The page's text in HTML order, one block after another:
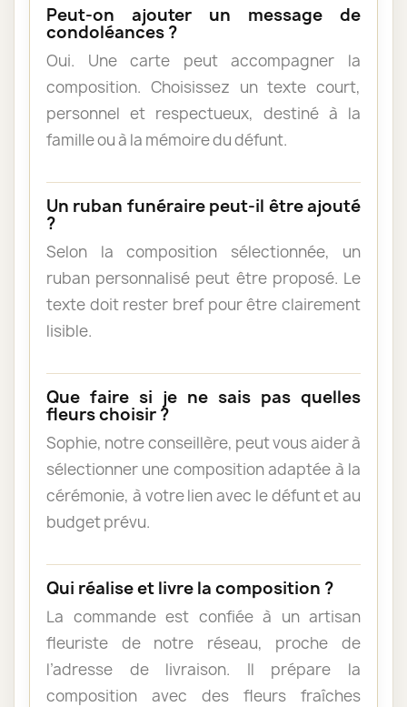
Peut-on ajouter un message de
condoléances ?
Oui. Une carte peut accompagner la
composition. Choisissez un texte court,
personnel et respectueux, destiné à la
famille ou à la mémoire du défunt.
Un ruban funéraire peut-il être ajouté
?
Selon la composition sélectionnée, un
ruban personnalisé peut être proposé. Le
texte doit rester bref pour être clairement
lisible.
Que faire si je ne sais pas quelles
fleurs choisir ?
Sophie, notre conseillère, peut vous aider à
sélectionner une composition adaptée à la
cérémonie, à votre lien avec le défunt et au
budget prévu.
Qui réalise et livre la composition ?
La commande est confiée à un artisan
fleuriste de notre réseau, proche de
l’adresse de livraison. Il prépare la
composition avec des fleurs fraîches